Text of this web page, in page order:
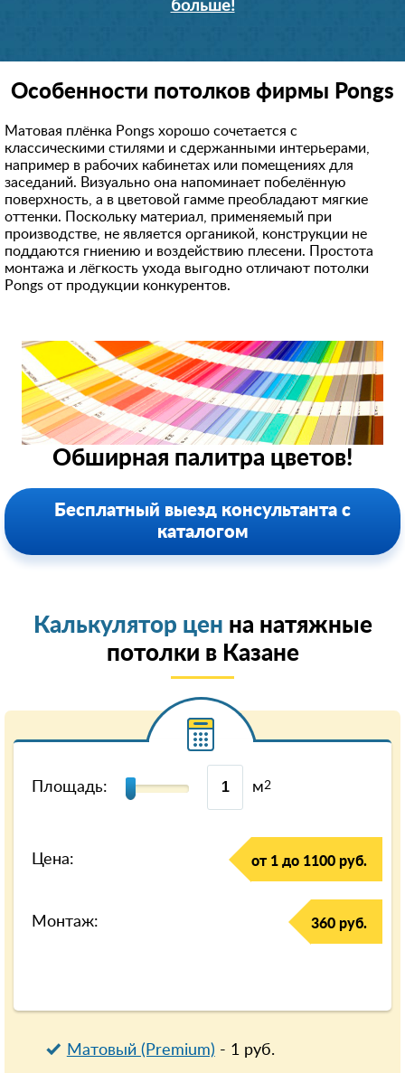
больше!
Особенности потолков фирмы Pongs
Матовая плёнка Pongs хорошо сочетается с
классическими стилями и сдержанными интерьерами,
например в рабочих кабинетах или помещениях для
заседаний. Визуально она напоминает побелённую
поверхность, а в цветовой гамме преобладают мягкие
оттенки. Поскольку материал, применяемый при
производстве, не является органикой, конструкции не
поддаются гниению и воздействию плесени. Простота
монтажа и лёгкость ухода выгодно отличают потолки
Pongs от продукции конкурентов.
Обширная палитра цветов!
Бесплатный выезд консультанта с
каталогом
Калькулятор цен на натяжные
потолки в Казанe
Площадь: м2
Цена: от 1 до 1100 руб.
Монтаж: 360 руб.
Матовый (Premium) - 1руб.